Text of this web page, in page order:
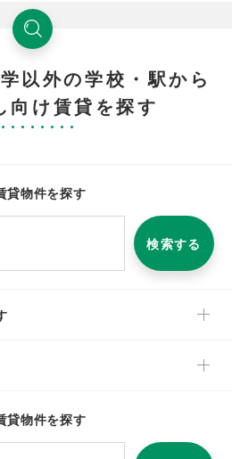
以外の学校・駅から
向け賃貸を探す
貸物件を探す
検索する
貸物件を探す